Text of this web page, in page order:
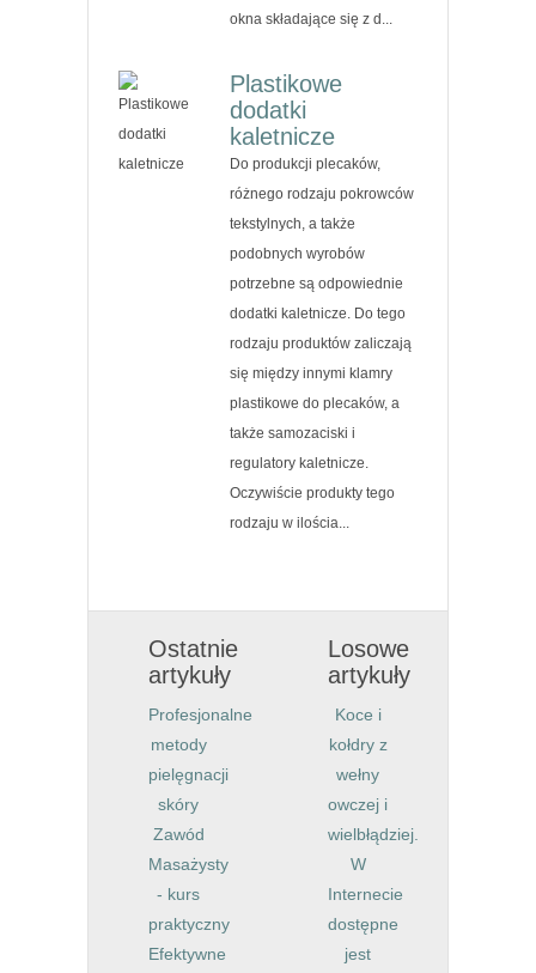
okna składające się z d...
Plastikowe
dodatki
kaletnicze
Do produkcji plecaków,
różnego rodzaju pokrowców
tekstylnych, a także
podobnych wyrobów
potrzebne są odpowiednie
dodatki kaletnicze. Do tego
rodzaju produktów zaliczają
się między innymi klamry
plastikowe do plecaków, a
także samozaciski i
regulatory kaletnicze.
Oczywiście produkty tego
rodzaju w ilościa...
Ostatnie
artykuły
Profesjonalne
metody
pielęgnacji
skóry
Zawód
Masażysty
- kurs
praktyczny
Efektywne
Losowe
artykuły
Koce i
kołdry z
wełny
owczej i
wielbłądziej.
W
Internecie
dostępne
jest